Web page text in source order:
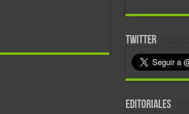
TWITTER
EDITORIALES